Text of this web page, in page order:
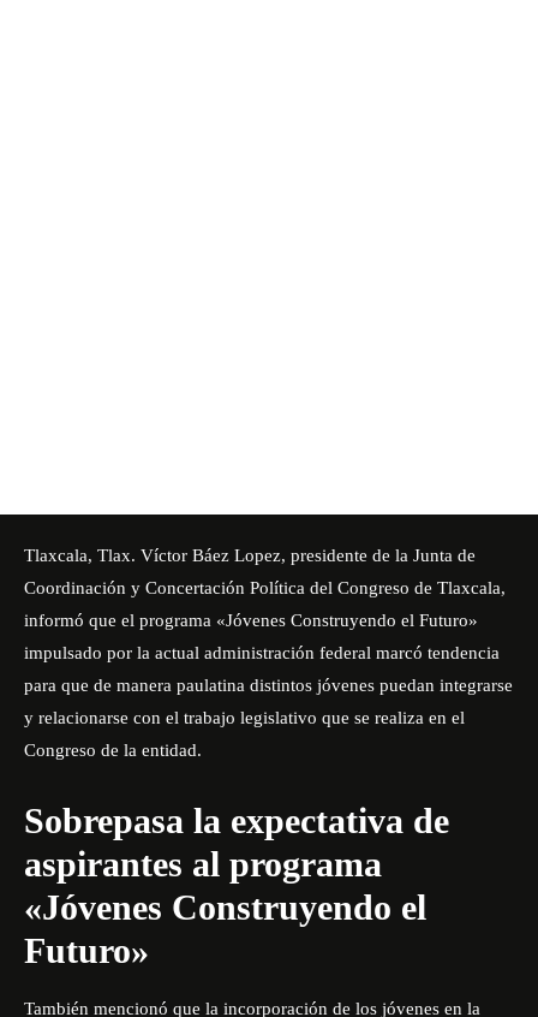
Tlaxcala, Tlax. Víctor Báez Lopez, presidente de la Junta de
Coordinación y Concertación Política del Congreso de Tlaxcala,
informó que el programa «Jóvenes Construyendo el Futuro»
impulsado por la actual administración federal marcó tendencia
para que de manera paulatina distintos jóvenes puedan integrarse
y relacionarse con el trabajo legislativo que se realiza en el
Congreso de la entidad.
Sobrepasa la expectativa de
aspirantes al programa
«Jóvenes Construyendo el
Futuro»
También mencionó que la incorporación de los jóvenes en la